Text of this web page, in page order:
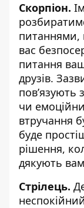
Скорпіон.
питаннями,
вас
питання
друзів.
повʼязують
чи
втручання
буде
рішення,
дякують
Стрілець.